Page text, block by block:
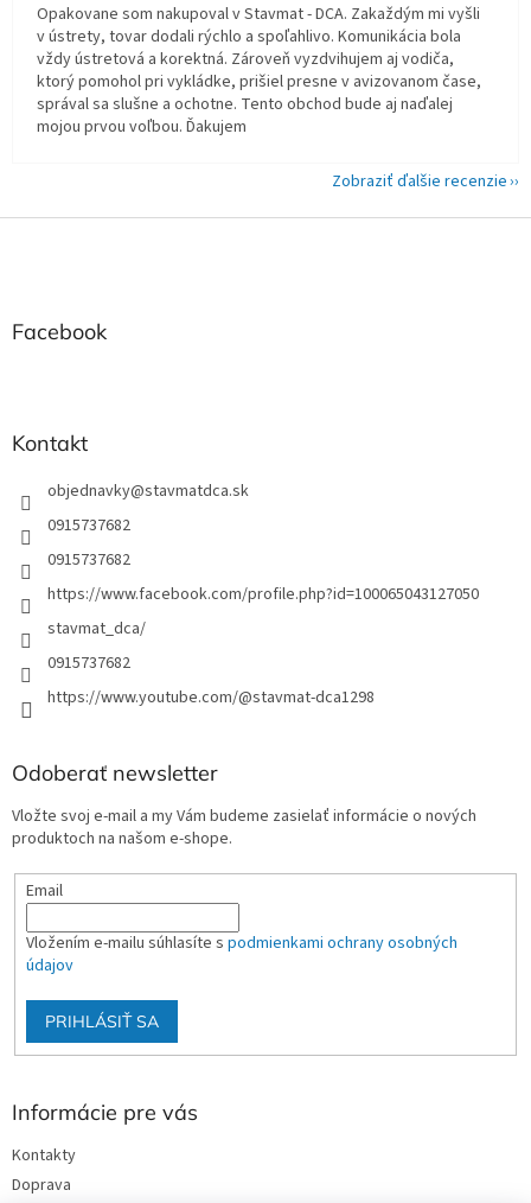
Opakovane som nakupoval v Stavmat - DCA. Zakaždým mi vyšli
v ústrety, tovar dodali rýchlo a spoľahlivo. Komunikácia bola
vždy ústretová a korektná. Zároveň vyzdvihujem aj vodiča,
ktorý pomohol pri vykládke, prišiel presne v avizovanom čase,
správal sa slušne a ochotne. Tento obchod bude aj naďalej
mojou prvou voľbou. Ďakujem
Zobraziť ďalšie recenzie
Z
Facebook
Kontakt
objednavky@stavmatdca.sk
0915737682
0915737682
https://www.facebook.com/profile.php?id=100065043127050
stavmat_dca/
0915737682
https://www.youtube.com/@stavmat-dca1298
Odoberať newsletter
Vložte svoj e-mail a my Vám budeme zasielať informácie o nových
produktoch na našom e-shope.
Email
Vložením e-mailu súhlasíte s podmienkami ochrany osobných
údajov
PRIHLÁSIŤ SA
Informácie pre vás
Kontakty
Doprava